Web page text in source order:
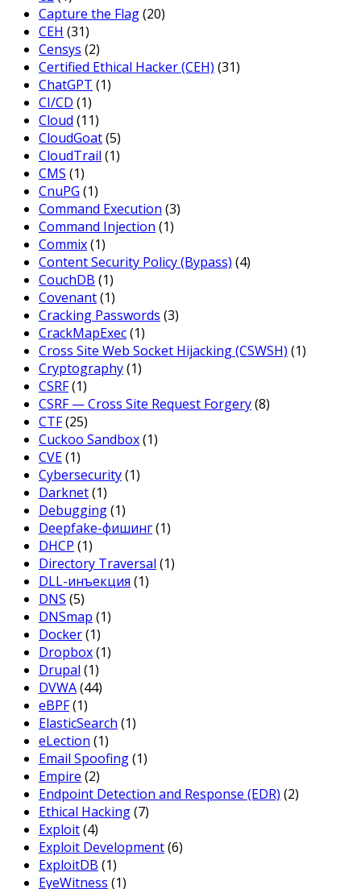
Capture the Flag(20)
CEH (31)
Censys (2)
Certified Ethical Hacker (CEH) (31)
ChatGPT (1)
CI/CD (1)
Cloud (11)
CloudGoat(5)
CloudTrail (1)
CMS (1)
CnuPG (1)
Command Execution (3)
Command Injection (1)
Commix(1)
Content Security Policy (Bypass) (4)
CouchDB (1)
Covenant(1)
Cracking Passwords (3)
CrackMapExec(1)
Cross Site Web Socket Hijacking (CSWSH) (1)
Cryptography(1)
CSRF(1)
CSRF — Cross Site Request Forgery(8)
CTF(25)
Cuckoo Sandbox(1)
CVE(1)
Cybersecurity(1)
Darknet(1)
Debugging(1)
Deepfake-фишинг(1)
DHCP (1)
Directory Traversal (1)
DLL-инъекция (1)
DNS (5)
DNSmap (1)
Docker(1)
Dropbox(1)
Drupal (1)
DVWA(44)
eBPF(1)
ElasticSearch (1)
eLection (1)
Email Spoofing(1)
Empire (2)
Endpoint Detection and Response (EDR) (2)
Ethical Hacking(7)
Exploit(4)
Exploit Development(6)
ExploitDB (1)
EyeWitness (1)